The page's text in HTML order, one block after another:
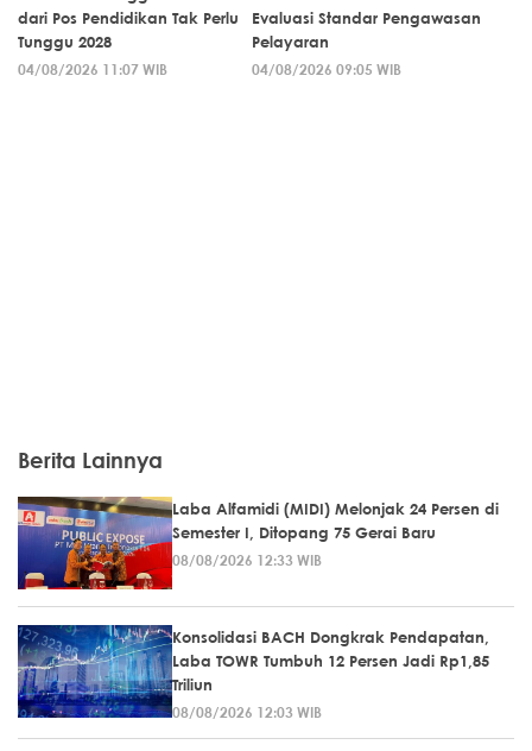
dari Pos Pendidikan Tak Perlu
Tunggu 2028
04/08/2026 11:07 WIB
Evaluasi Standar Pengawasan
Pelayaran
04/08/2026 09:05 WIB
Berita Lainnya
Laba Alfamidi (MIDI) Melonjak 24 Persen di
Semester I, Ditopang 75 Gerai Baru
08/08/2026 12:33 WIB
Konsolidasi BACH Dongkrak Pendapatan,
Laba TOWR Tumbuh 12 Persen Jadi Rp1,85
Triliun
08/08/2026 12:03 WIB